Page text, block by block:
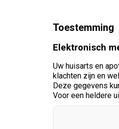
Toestemming
Elektronisch
Uw huisarts en
klachten zijn en
Deze gegevens
Voor een heldere